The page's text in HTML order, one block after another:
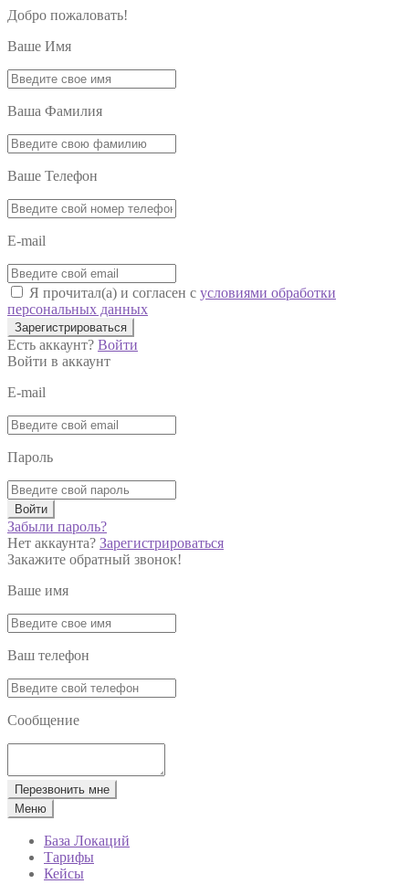
Добро пожаловать!
Ваше Имя
Ваша Фамилия
Ваше Телефон
E-mail
Я прочитал(а) и согласен с условиями обработки
персональных данных
Зарегистрироваться
Есть аккаунт? Войти
Войти в аккаунт
E-mail
Пароль
Войти
Забыли пароль?
Нет аккаунта? Зарегистрироваться
Закажите обратный звонок!
Ваше имя
Ваш телефон
Сообщение
Перезвонить мне
Меню
База Локаций
Тарифы
Кейсы